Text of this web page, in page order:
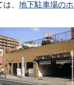
、 地下駐車場の